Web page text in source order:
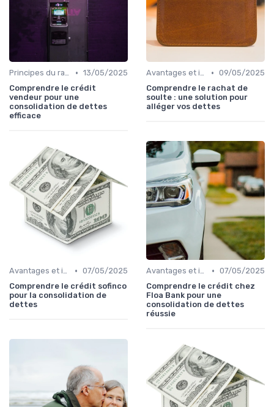
Principes du rachat de crédit • 13/05/2025
Comprendre le crédit
vendeur pour une
consolidation de dettes
efficace
Avantages et inconvénients • 09/05/2025
Comprendre le rachat de
soulte : une solution pour
alléger vos dettes
Avantages et inconvénients • 07/05/2025
Comprendre le crédit sofinco
pour la consolidation de
dettes
Avantages et inconvénients • 07/05/2025
Comprendre le crédit chez
Floa Bank pour une
consolidation de dettes
réussie